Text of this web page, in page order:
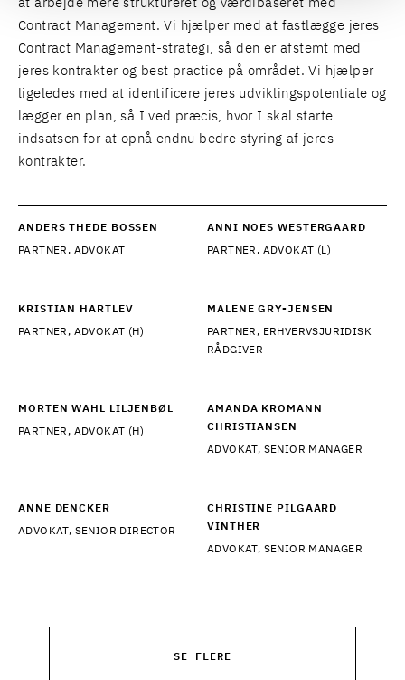
at arbejde mere struktureret og værdibaseret med
Contract Management. Vi hjælper med at fastlægge jeres
Contract Management-strategi, så den er afstemt med
jeres kontrakter og best practice på området. Vi hjælper
ligeledes med at identificere jeres udviklingspotentiale og
lægger en plan, så I ved præcis, hvor I skal starte
indsatsen for at opnå endnu bedre styring af jeres
kontrakter.
ANDERS THEDE BOSSEN
PARTNER, ADVOKAT
ANNI NOES WESTERGAARD
PARTNER, ADVOKAT (L)
KRISTIAN HARTLEV
PARTNER, ADVOKAT (H)
MALENE GRY-JENSEN
PARTNER, ERHVERVSJURIDISK
RÅDGIVER
MORTEN WAHL LILJENBØL
PARTNER, ADVOKAT (H)
AMANDA KROMANN
CHRISTIANSEN
ADVOKAT, SENIOR MANAGER
ANNE DENCKER
ADVOKAT, SENIOR DIRECTOR
CHRISTINE PILGAARD
VINTHER
ADVOKAT, SENIOR MANAGER
SE FLERE